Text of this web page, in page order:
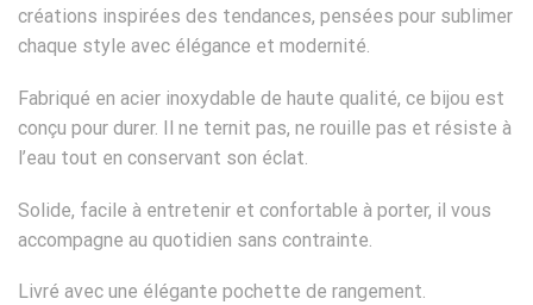
créations inspirées des tendances, pensées pour sublimer
chaque style avec élégance et modernité.
Fabriqué en acier inoxydable de haute qualité, ce bijou est
conçu pour durer. Il ne ternit pas, ne rouille pas et résiste à
l’eau tout en conservant son éclat.
Solide, facile à entretenir et confortable à porter, il vous
accompagne au quotidien sans contrainte.
Livré avec une élégante pochette de rangement.